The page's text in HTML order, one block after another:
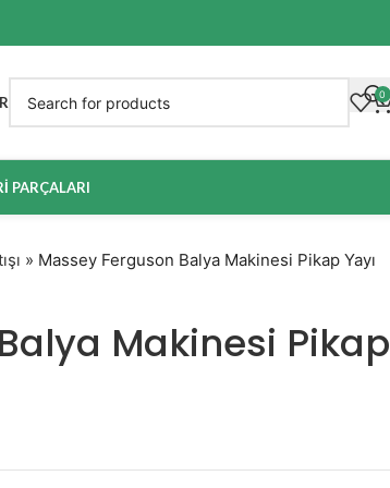
0
PARÇALARI
» Massey Ferguson Balya Makinesi Pikap Yayı
Makinesi Pikap